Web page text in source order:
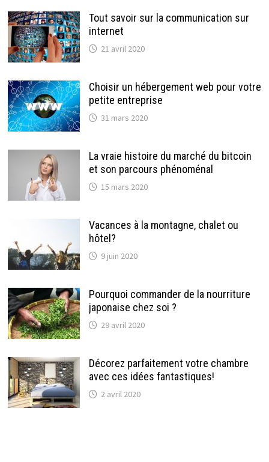
Tout savoir sur la communication sur
internet
21 avril 2020
Choisir un hébergement web pour votre
petite entreprise
31 mars 2020
La vraie histoire du marché du bitcoin
et son parcours phénoménal
15 mars 2020
Vacances à la montagne, chalet ou
hôtel?
9 juin 2020
Pourquoi commander de la nourriture
japonaise chez soi ?
29 avril 2020
Décorez parfaitement votre chambre
avec ces idées fantastiques!
2 avril 2020